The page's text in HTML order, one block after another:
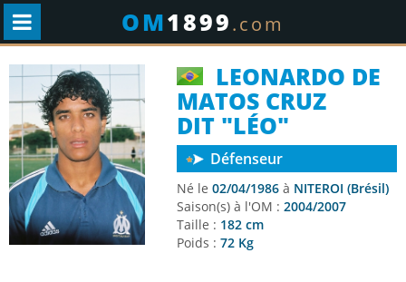
OM1899.com
LEONARDO DE
MATOS CRUZ
DIT "LÉO"
Défenseur
Né le 02/04/1986 à NITEROI (Brésil)
Saison(s) à l'OM : 2004/2007
Taille : 182 cm
Poids : 72 Kg